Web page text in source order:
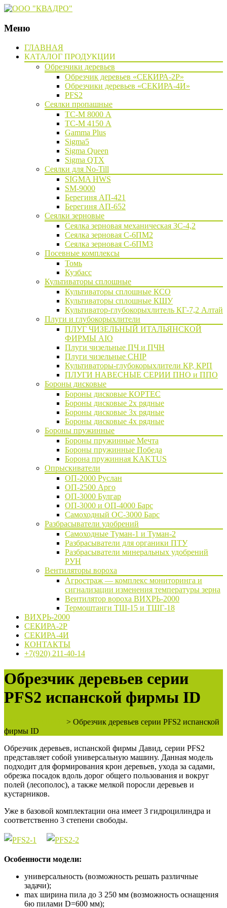
Меню
НаверхГЛАВНАЯ
КАТАЛОГ ПРОДУКЦИИ
Обрезчики деревьев
Обрезчик деревьев «СЕКИРА-2Р»
Обрезчики деревьев «СЕКИРА-4И»
PFS2
Сеялки пропашные
ТС-М 8000 А
ТС-М 4150 А
Gamma Plus
Sigma5
Sigma Queen
Sigma QTX
Сеялки для No-Till
SIGMA HWS
SM-9000
Берегиня АП-421
Берегиня АП-652
Сеялки зерновые
Сеялка зерновая механическая ЗС-4,2
Сеялка зерновая C-6ПМ2
Сеялка зерновая С-6ПМ3
Посевные комплексы
Томь
Кузбасс
Культиваторы сплошные
Культиваторы сплошные КСО
Культиваторы сплошные КШУ
Культиватор-глубокорыхлитель КГ-7,2 Алтай
Плуги и глубокорыхлители
ПЛУГ ЧИЗЕЛЬНЫЙ ИТАЛЬЯНСКОЙ
ФИРМЫ AIO
Плуги чизельные ПЧ и ПЧН
Плуги чизельные CHIP
Культиваторы-глубокорыхлители КР, КРП
ПЛУГИ НАВЕСНЫЕ СЕРИИ ПНО и ППО
Бороны дисковые
Бороны дисковые КОРТЕС
Бороны дисковые 2х рядные
Бороны дисковые 3х рядные
Бороны дисковые 4х рядные
Бороны пружинные
Бороны пружинные Мечта
Бороны пружинные Победа
Борона пружинная KAKTUS
Опрыскиватели
ОП-2000 Руслан
ОП-2500 Арго
ОП-3000 Булгар
ОП-3000 и ОП-4000 Барс
Самоходный ОС-3000 Барс
Разбрасыватели удобрений
Самоходные Туман-1 и Туман-2
Разбрасыватели для органики ПТУ
Разбрасыватели минеральных удобрений
РУН
Вентиляторы вороха
Агростраж — комплекс мониторинга и
сигнализации изменения температуры зерна
Вентилятор вороха ВИХРЬ-2000
Термоштанги ТШ-15 и ТШГ-18
ВИХРЬ-2000
СЕКИРА-2Р
СЕКИРА-4И
КОНТАКТЫ
+7(920) 211-40-14
Обрезчик деревьев серии
PFS2 испанской фирмы ID
> Обрезчик деревьев серии PFS2 испанской
фирмы ID
Обрезчик деревьев, испанской фирмы Давид, серии PFS2
представляет собой универсальную машину. Данная модель
подходит для формирования крон деревьев, ухода за садами,
обрезка посадок вдоль дорог общего пользования и вокруг
полей (лесополос), а также мелкой поросли деревьев и
кустарников.
Уже в базовой комплектации она имеет 3 гидроцилиндра и
соответственно 3 степени свободы.
Особенности модели:
универсальность (возможность решать различные
задачи);
max ширина пила до 3 250 мм (возможность оснащения
6ю пилами D=600 мм);